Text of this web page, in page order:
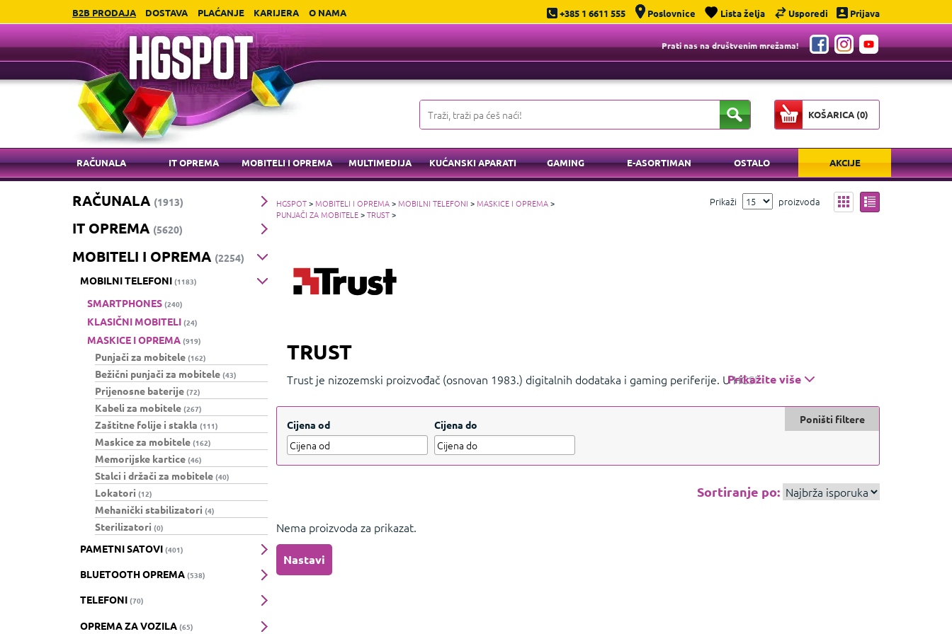
B2B PRODAJA DOSTAVA PLAĆANJE KARIJERA O NAMA +385 1 6611 555 Poslovnice Lista želja Usporedi Prijava
Prati nas na društvenim mrežama!
KOŠARICA (0)
RAČUNALA IT OPREMA MOBITELI I OPREMA MULTIMEDIJA KUĆANSKI APARATI GAMING E-ASORTIMAN OSTALO AKCIJE
RAČUNALA (1913)
IT OPREMA (5620)
MOBITELI I OPREMA (2254)
MOBILNI TELEFONI (1183)
SMARTPHONES(240)
KLASIČNI MOBITELI(24)
MASKICE I OPREMA(919)
Punjači za mobitele (162)
Bežični punjači za mobitele (43)
Prijenosne baterije (72)
Kabeli za mobitele (267)
Zaštitne folije i stakla (111)
Maskice za mobitele (162)
Memorijske kartice (46)
Stalci i držači za mobitele (40)
Lokatori (12)
Mehanički stabilizatori (4)
Sterilizatori (0)
PAMETNI SATOVI (401)
BLUETOOTH OPREMA (538)
TELEFONI (70)
OPREMA ZA VOZILA (65)
HGSPOT>MOBITELI I OPREMA>MOBILNI TELEFONI >MASKICE I OPREMA>
PUNJAČI ZA MOBITELE>TRUST>
Prikaži proizvoda
TRUST
Trust je nizozemski proizvođač (osnovan 1983.) digitalnih dodataka i gaming periferije. U HGSPOT ponudi pronađite
Prikažite više
Cijena od Cijena do Poništi filtere
Sortiranje po:
Nema proizvoda za prikazat.
Nastavi